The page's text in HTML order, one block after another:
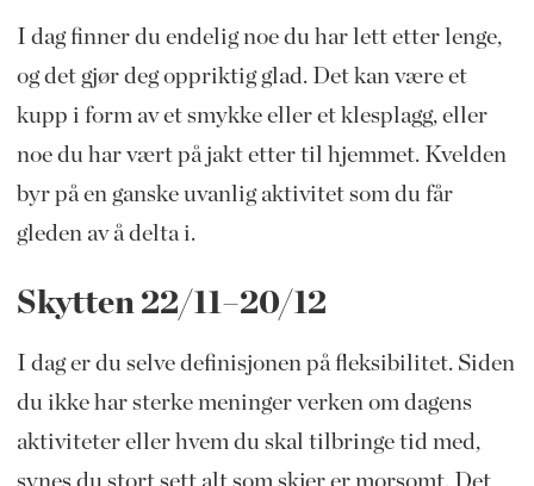
I dag finner du endelig noe du har lett etter lenge,
og det gjør deg oppriktig glad. Det kan være et
kupp i form av et smykke eller et klesplagg, eller
noe du har vært på jakt etter til hjemmet. Kvelden
byr på en ganske uvanlig aktivitet som du får
gleden av å delta i.
Skytten 22/11–20/12
I dag er du selve definisjonen på fleksibilitet. Siden
du ikke har sterke meninger verken om dagens
aktiviteter eller hvem du skal tilbringe tid med,